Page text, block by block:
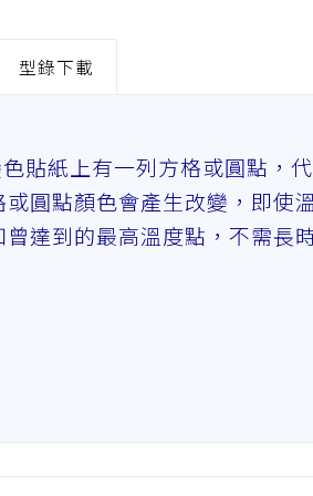
型錄下載
貼紙上有一列方格或圓點，
圓點顏色會產生改變，即使
達到的最高溫度點，不需長